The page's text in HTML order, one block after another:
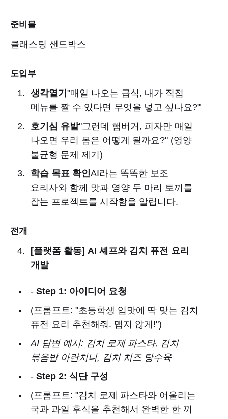
준비물
클래스팅 샌드박스
도입부
생각열기 "매일 나오는 급식, 내가 직접
메뉴를 짤 수 있다면 무엇을 넣고 싶나요?"
호기심 유발"그런데 햄버거, 피자만 매일
나오면 우리 몸은 어떻게 될까요?" (영양
불균형 문제 제기)
학습 목표 확인AI라는 똑똑한 보조
요리사와 함께 맛과 영양 두 마리 토끼를
잡는 프로젝트를 시작함을 알립니다.
전개
[플랫폼 활동] AI 셰프와 김치 퓨전 요리
개발
- Step 1: 아이디어 요청
(프롬프트: "초등학생 입맛에 딱 맞는 김치
퓨전 요리 추천해줘. 맵지 않게!")
AI 답변 예시: 김치 로제 파스타, 김치
볶음밥 아란치니, 김치 치즈 탕수육
- Step 2: 식단 구성
(프롬프트: "김치 로제 파스타와 어울리는
국과 과일 후식을 추천해서 완벽한 한 끼